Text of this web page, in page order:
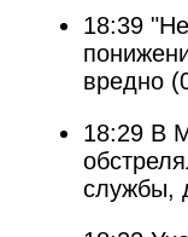
18:39
вредно
18:29 В
службы,